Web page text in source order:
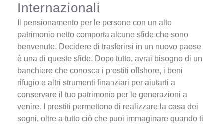
Internazionali
Il pensionamento per le persone con un alto
patrimonio netto comporta alcune sfide che sono
benvenute. Decidere di trasferirsi in un nuovo paese
è una di queste sfide. Dopo tutto, avrai bisogno di un
banchiere che conosca i prestiti offshore, i beni
rifugio e altri strumenti finanziari per aiutarti a
conservare il tuo patrimonio per le generazioni a
venire. I prestiti permettono di realizzare la casa dei
sogni, oltre a tutto ciò che puoi immaginare quando ti